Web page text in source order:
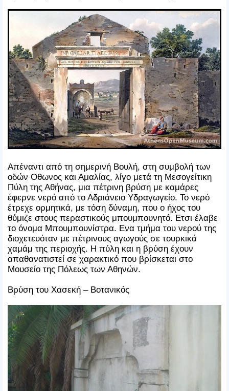
Απέναντι από τη σημερινή Βουλή, στη συμβολή των
οδών Οθωνος και Αμαλίας, λίγο μετά τη Μεσογείτικη
Πύλη της Αθήνας, μια πέτρινη βρύση με καμάρες
έφερνε νερό από το Αδριάνειο Υδραγωγείο. Το νερό
έτρεχε ορμητικά, με τόση δύναμη, που ο ήχος του
θύμιζε στους περαστικούς μπουμπουνητό. Ετσι έλαβε
το όνομα Μπουμπουνίστρα. Ενα τμήμα του νερού της
διοχετευόταν με πέτρινους αγωγούς σε τουρκικά
χαμάμ της περιοχής. Η πύλη και η βρύση έχουν
απαθανατιστεί σε χαρακτικό που βρίσκεται στο
Μουσείο της Πόλεως των Αθηνών.
Βρύση του Χασεκή – Βοτανικός